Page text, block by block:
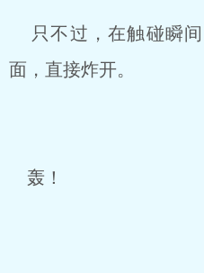
只不过，在触碰瞬间
面，直接炸开。
轰！